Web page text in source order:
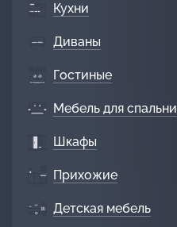
Кухни
Диваны
Гостиные
Мебель для спальни
Шкафы
Прихожие
Детская мебель